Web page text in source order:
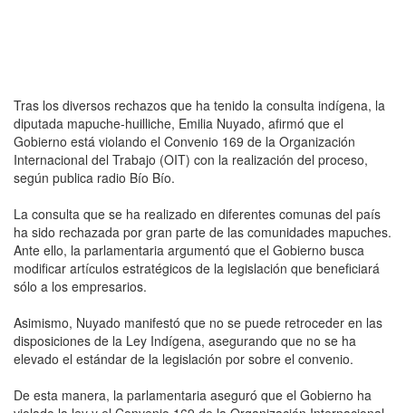
Tras los diversos rechazos que ha tenido la consulta indígena, la
diputada mapuche-huilliche, Emilia Nuyado, afirmó que el
Gobierno está violando el Convenio 169 de la Organización
Internacional del Trabajo (OIT) con la realización del proceso,
según publica radio Bío Bío.
La consulta que se ha realizado en diferentes comunas del país
ha sido rechazada por gran parte de las comunidades mapuches.
Ante ello, la parlamentaria argumentó que el Gobierno busca
modificar artículos estratégicos de la legislación que beneficiará
sólo a los empresarios.
Asimismo, Nuyado manifestó que no se puede retroceder en las
disposiciones de la Ley Indígena, asegurando que no se ha
elevado el estándar de la legislación por sobre el convenio.
De esta manera, la parlamentaria aseguró que el Gobierno ha